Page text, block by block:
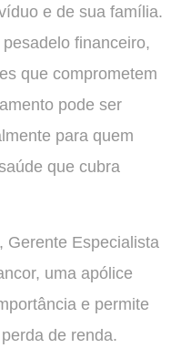
e de sua família.
financeiro,
que comprometem
pode ser
para quem
que cubra
Gerente Especialista
uma apólice
e permite
de renda.